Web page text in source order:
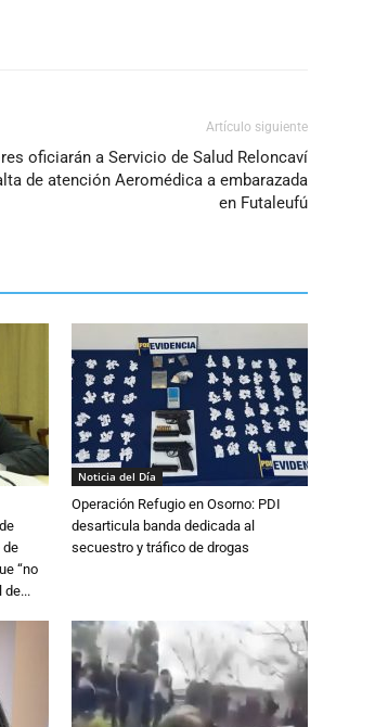
Artículo siguiente
oficiarán a Servicio de Salud Reloncaví
de atención Aeromédica a embarazada
en Futaleufú
de
“no
de...
Noticia del Día
Operación Refugio en Osorno: PDI
desarticula banda dedicada al
secuestro y tráfico de drogas